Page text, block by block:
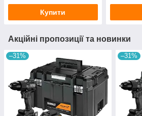
Купити
Акційні пропозиції та новинки
–31% –31%